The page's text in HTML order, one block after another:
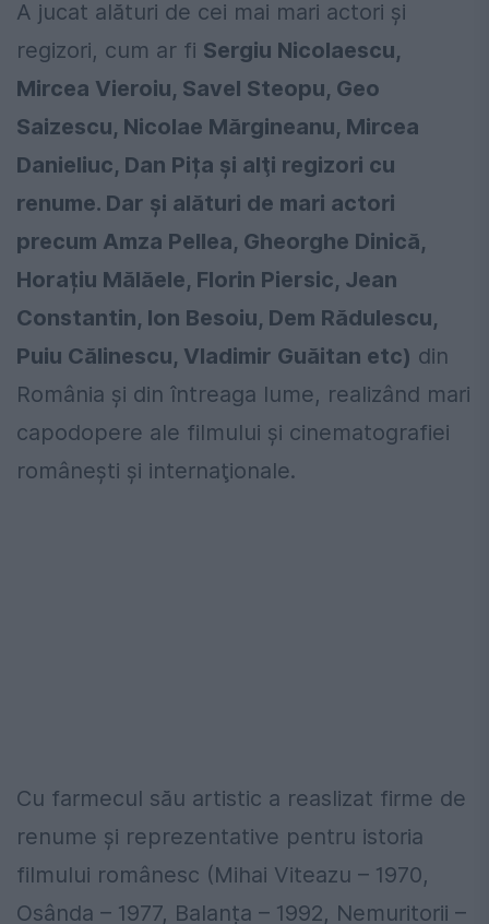
A jucat alături de cei mai mari actori și
regizori, cum ar fi Sergiu Nicolaescu,
Mircea Vieroiu, Savel Steopu, Geo
Saizescu, Nicolae Mărgineanu, Mircea
Danieliuc, Dan Pița și alţi regizori cu
renume. Dar și alături de mari actori
precum Amza Pellea, Gheorghe Dinică,
Horațiu Mălăele, Florin Piersic, Jean
Constantin, Ion Besoiu, Dem Rădulescu,
Puiu Călinescu, Vladimir Guăitan etc) din
România și din întreaga lume, realizând mari
capodopere ale filmului și cinematografiei
româneşti și internaţionale.
Cu farmecul său artistic a reaslizat firme de
renume și reprezentative pentru istoria
filmului românesc (Mihai Viteazu – 1970,
Osânda – 1977, Balanța – 1992, Nemuritorii –